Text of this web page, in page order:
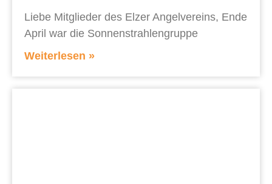
Liebe Mitglieder des Elzer Angelvereins, Ende
April war die Sonnenstrahlengruppe
Weiterlesen »